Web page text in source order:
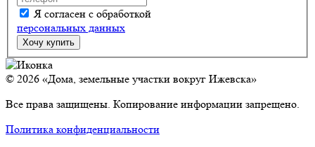
Я согласен с обработкой
персональных данных
© 2026 «Дома, земельные участки вокруг Ижевска»
Все права защищены. Копирование информации запрещено.
Политика конфиденциальности